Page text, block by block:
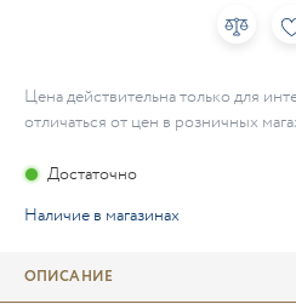
Цена действительна только для
отличаться от цен в розничных
Достаточно
Наличие в магазинах
ОПИСАНИЕ